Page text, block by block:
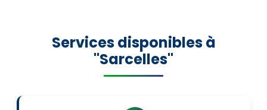
Services disponibles à
"Sarcelles"